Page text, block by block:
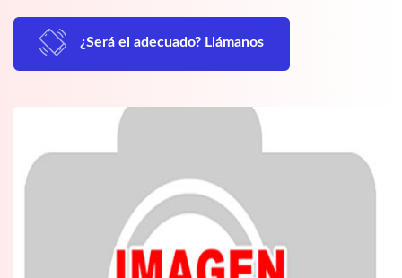
¿Será el adecuado? Llámanos